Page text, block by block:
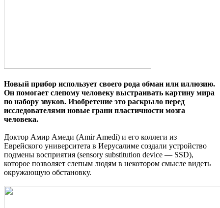
Новый прибор использует своего рода обман или иллюзию.
Он помогает слепому человеку выстраивать картину мира
по набору звуков. Изобретение это раскрыло перед
исследователями новые грани пластичности мозга
человека.
Доктор Амир Амеди (Amir Amedi) и его коллеги из
Еврейского университета в Иерусалиме создали устройство
подмены восприятия (sensory substitution device — SSD),
которое позволяет слепым людям в некотором смысле видеть
окружающую обстановку.